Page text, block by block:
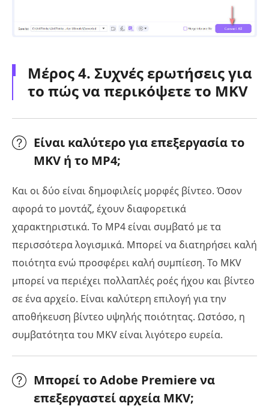
Μέρος 4. Συχνές ερωτήσεις για
το πώς να περικόψετε το MKV
Είναι καλύτερο για επεξεργασία το
MKV ή το MP4;
Και οι δύο είναι δημοφιλείς μορφές βίντεο. Όσον
αφορά το μοντάζ, έχουν διαφορετικά
χαρακτηριστικά. Το MP4 είναι συμβατό με τα
περισσότερα λογισμικά. Μπορεί να διατηρήσει καλή
ποιότητα ενώ προσφέρει καλή συμπίεση. Το MKV
μπορεί να περιέχει πολλαπλές ροές ήχου και βίντεο
σε ένα αρχείο. Είναι καλύτερη επιλογή για την
αποθήκευση βίντεο υψηλής ποιότητας. Ωστόσο, η
συμβατότητα του MKV είναι λιγότερο ευρεία.
Μπορεί το Adobe Premiere να
επεξεργαστεί αρχεία MKV;